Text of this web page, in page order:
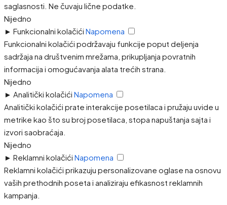
saglasnosti. Ne čuvaju lične podatke.
Nijedno
► Funkcionalni kolačići Napomena
Funkcionalni kolačići podržavaju funkcije poput deljenja
sadržaja na društvenim mrežama, prikupljanja povratnih
informacija i omogućavanja alata trećih strana.
Nijedno
► Analitički kolačići Napomena
Analitički kolačići prate interakcije posetilaca i pružaju uvide u
metrike kao što su broj posetilaca, stopa napuštanja sajta i
izvori saobraćaja.
Nijedno
► Reklamni kolačići Napomena
Reklamni kolačići prikazuju personalizovane oglase na osnovu
vaših prethodnih poseta i analiziraju efikasnost reklamnih
kampanja.